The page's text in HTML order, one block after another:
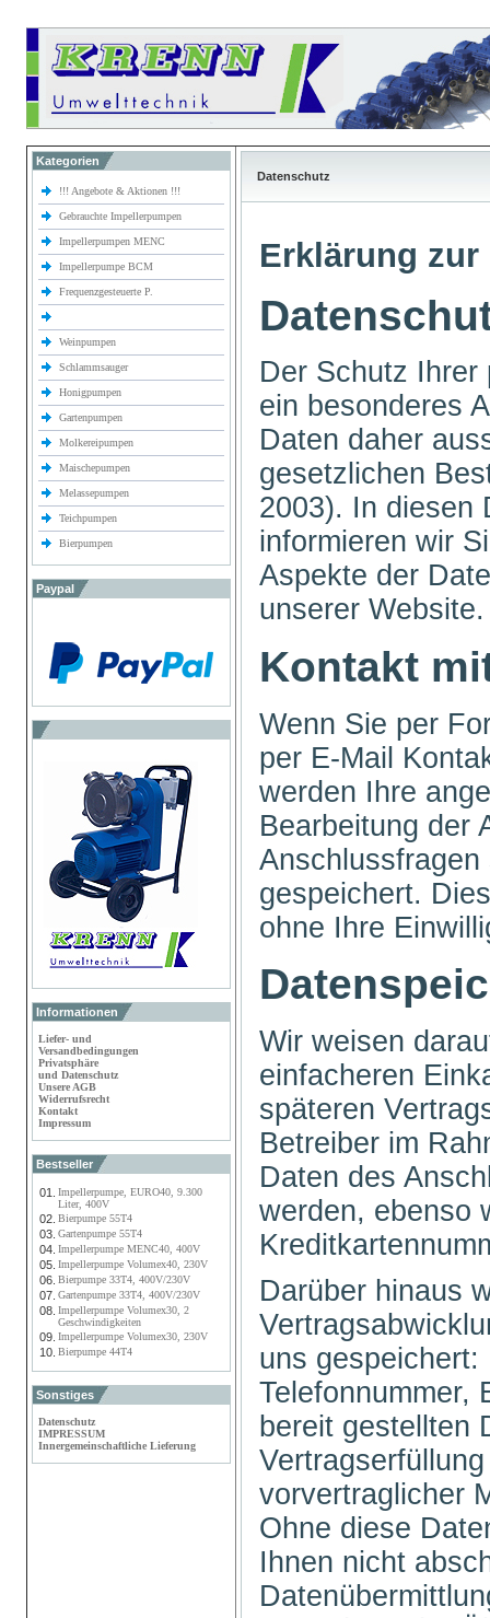
Kategorien
!!! Angebote & Aktionen !!!
Gebrauchte Impellerpumpen
Impellerpumpen MENC
Impellerpumpe BCM
Frequenzgesteuerte P.
Weinpumpen
Schlammsauger
Honigpumpen
Gartenpumpen
Molkereipumpen
Maischepumpen
Melassepumpen
Teichpumpen
Bierpumpen
Paypal
Informationen
Liefer- und
Versandbedingungen
Privatsphäre
und Datenschutz
Unsere AGB
Widerrufsrecht
Kontakt
Impressum
Bestseller
01.
Impellerpumpe, EURO40, 9.300
Liter, 400V
02. Bierpumpe 55T4
03. Gartenpumpe 55T4
04. Impellerpumpe MENC40, 400V
05. Impellerpumpe Volumex40, 230V
06. Bierpumpe 33T4, 400V/230V
07. Gartenpumpe 33T4, 400V/230V
08. Impellerpumpe Volumex30, 2
Geschwindigkeiten
09. Impellerpumpe Volumex30, 230V
10. Bierpumpe 44T4
Sonstiges
Datenschutz
IMPRESSUM
Innergemeinschaftliche Lieferung
Datenschutz
Erklärung
Der Schutz
ein besonderes
Daten daher
gesetzlichen
2003). In diesen
informieren wir
Aspekte der
unserer
Kontakt
Wenn Sie per
per E-Mail
werden Ihre
Bearbeitung der
gespeichert.
ohne Ihre
Wir weisen
einfacheren
späteren
Betreiber im
Daten des
werden, ebenso
Darüber hinaus
uns
Telefonnummer,
bereit gestellten
vorvertraglicher
Ohne diese
Ihnen nicht